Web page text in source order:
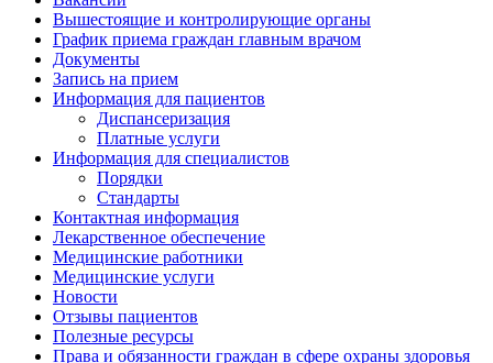
Вышестоящие и контролирующие органы
График приема граждан главным врачом
Документы
Запись на прием
Информация для пациентов
Диспансеризация
Платные услуги
Информация для специалистов
Порядки
Стандарты
Контактная информация
Лекарственное обеспечение
Медицинские работники
Медицинские услуги
Новости
Отзывы пациентов
Полезные ресурсы
Права и обязанности граждан в сфере охраны здоровья